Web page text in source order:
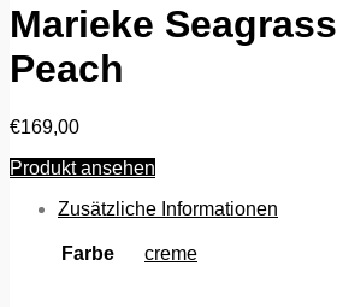
Marieke
Peach
€169,00
Produkt ansehen
Zusätzliche Informationen
Farbe creme